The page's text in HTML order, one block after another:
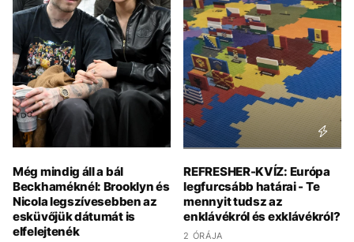
Még mindig áll a bál
Beckhaméknél: Brooklyn és
Nicola legszívesebben az
esküvőjük dátumát is
elfelejtenék
REFRESHER-KVÍZ: Európa
legfurcsább határai - Te
mennyit tudsz az
enklávékról és exklávékról?
2 ÓRÁJA